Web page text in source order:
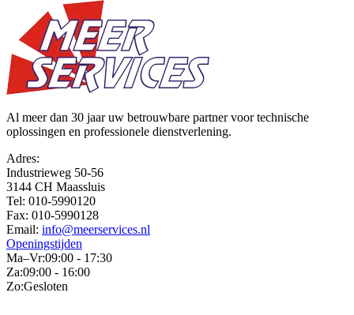
Al meer dan 30 jaar uw betrouwbare partner voor technische
oplossingen en professionele dienstverlening.
Adres:
Industrieweg 50-56
3144 CH Maassluis
Tel: 010-5990120
Fax: 010-5990128
Email: info@meerservices.nl
Openingstijden
Ma–Vr:09:00 - 17:30
Za:09:00 - 16:00
Zo:Gesloten